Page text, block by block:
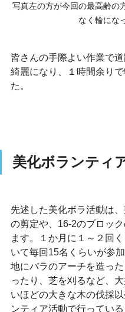
写真左の方が今回の最高齢の
なく輪にな
皆さんの手際よい作業で
綺麗になり、１時間余り
た。
美化ボランティ
先述した美化ボラ活動は
の剪定や、16-2のブロッ
ます。１か月に１～２回
いて毎回15名くらいが参
地にバラのアーチを造っ
ったり、芝を刈るなど、
いほどの大きな木の伐採
ンティア活動で行ってい